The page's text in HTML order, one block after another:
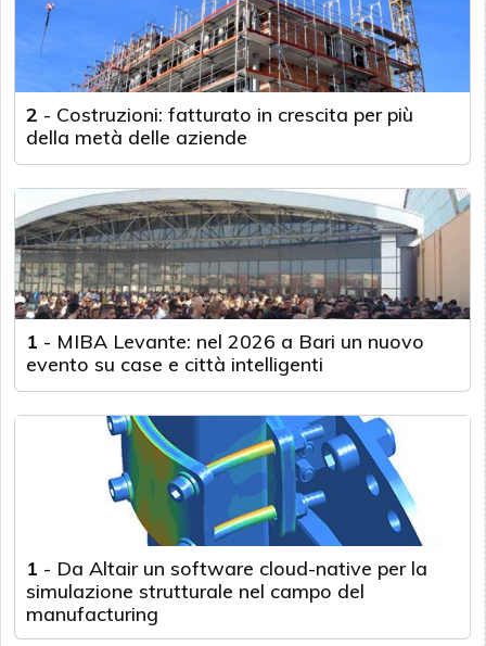
2 - Costruzioni: fatturato in crescita per più
della metà delle aziende
1 - MIBA Levante: nel 2026 a Bari un nuovo
evento su case e città intelligenti
1 - Da Altair un software cloud-native per la
simulazione strutturale nel campo del
manufacturing